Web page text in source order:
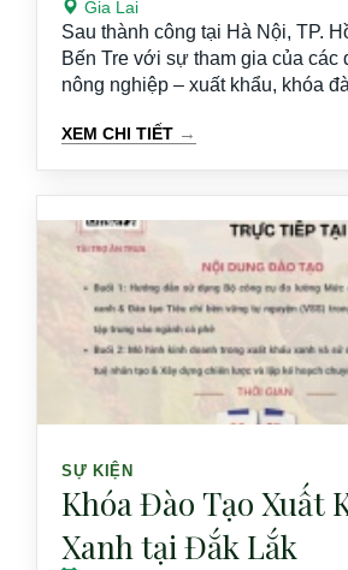
Gia Lai
Sau thành công tại Hà Nội, TP.
Bến Tre với sự tham gia của các
nông nghiệp – xuất khẩu, khóa
Lai.
XEM CHI TIẾT →
SỰ KIỆN
Khóa Đào Tạo Xuất
Xanh tại Đắk Lắk